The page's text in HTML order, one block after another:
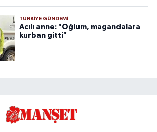
TÜRKIYE GÜNDEMI
Acılı anne: "Oğlum, magandalara
kurban gitti"